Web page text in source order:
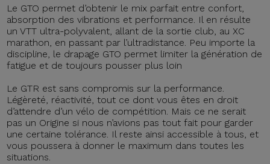
Le GTO permet d’obtenir le mix parfait entre confort,
absorption des vibrations et performance. Il en résulte
un VTT ultra-polyvalent, allant de la sortie club, au XC
marathon, en passant par l’ultradistance. Peu importe la
discipline, le drapage GTO permet limiter la génération de
fatigue et de toujours pousser plus loin
Le GTR est sans compromis sur la performance.
Légèreté, réactivité, tout ce dont vous êtes en droit
d’attendre d’un vélo de compétition. Mais ce ne serait
pas un Origine si nous n’avions pas tout fait pour garder
une certaine tolérance. Il reste ainsi accessible à tous, et
vous poussera à donner le maximum dans toutes les
situations.